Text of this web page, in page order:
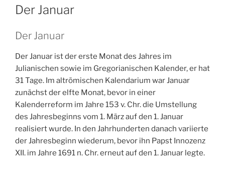
AM
Der Januar
Der Januar
Der Januar ist der erste Monat des Jahres im
Julianischen sowie im Gregorianischen Kalender, er hat
31 Tage. Im altrömischen Kalendarium war Januar
zunächst der elfte Monat, bevor in einer
Kalenderreform im Jahre 153 v. Chr. die Umstellung
des Jahresbeginns vom 1. März auf den 1. Januar
realisiert wurde. In den Jahrhunderten danach variierte
der Jahresbeginn wiederum, bevor ihn Papst Innozenz
XII. im Jahre 1691 n. Chr. erneut auf den 1. Januar legte.